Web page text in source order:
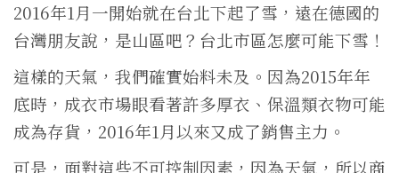
2016年1月一開始就在台北下起了雪，遠在德國的
台灣朋友說，是山區吧？台北市區怎麼可能下雪！
這樣的天氣，我們確實始料未及。因為2015年年
底時，成衣市場眼看著許多厚衣、保溫類衣物可能
成為存貨，2016年1月以來又成了銷售主力。
可是，面對這些不可控制因素，因為天氣，所以商